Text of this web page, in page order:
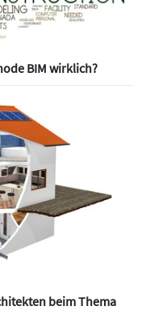
BIM wirklich?
beim Thema